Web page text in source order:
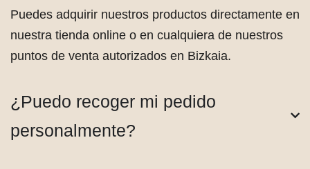
Puedes adquirir nuestros productos directamente en
nuestra tienda online o en cualquiera de nuestros
puntos de venta autorizados en Bizkaia.
¿Puedo recoger mi pedido
personalmente?